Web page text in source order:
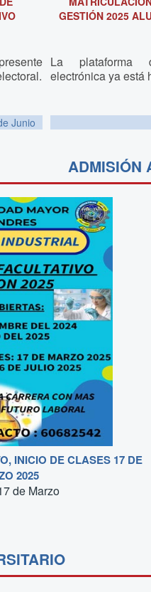
Junio
GESTIÓN 2025
La plataforma
electrónica ya está
ADMISIÓN
INICIO DE CLASES 17 DE
2025
de Marzo